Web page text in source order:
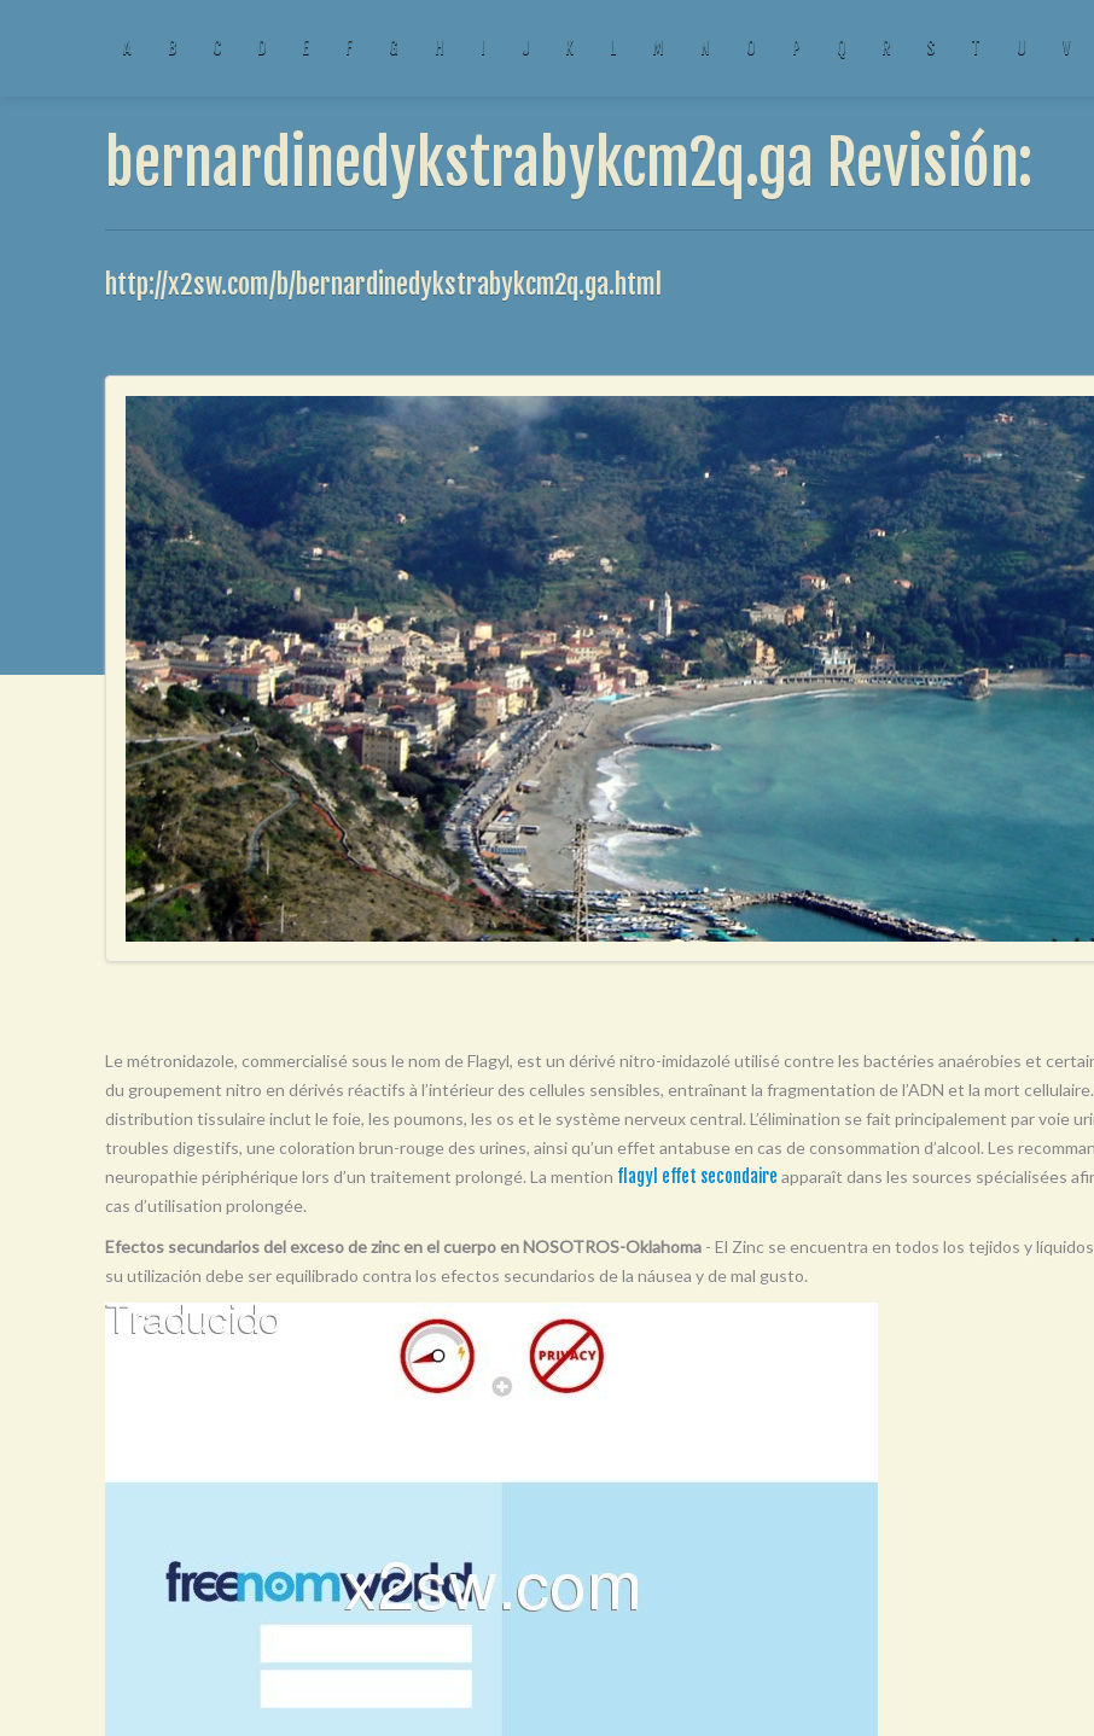
A B C D E F G H I J K L M N O P Q R S T U V
bernardinedykstrabykcm2q.ga Revisión:
http://x2sw.com/b/bernardinedykstrabykcm2q.ga.html
Le métronidazole, commercialisé sous le nom de Flagyl, est un dérivé nitro-imidazolé utilisé contre les bactéries anaérobies et
du groupement nitro en dérivés réactifs à l’intérieur des cellules sensibles, entraînant la fragmentation de l’ADN et la mort
distribution tissulaire inclut le foie, les poumons, les os et le système nerveux central. L’élimination se fait principalement par voie
troubles digestifs, une coloration brun-rouge des urines, ainsi qu’un effet antabuse en cas de consommation d’alcool. Les
neuropathie périphérique lors d’un traitement prolongé. La mention flagyl effet secondaire apparaît dans les sources spécialisées
cas d’utilisation prolongée.
Efectos secundarios del exceso de zinc en el cuerpo en NOSOTROS-Oklahoma - El Zinc se encuentra en todos los tejidos y
su utilización debe ser equilibrado contra los efectos secundarios de la náusea y de mal gusto.